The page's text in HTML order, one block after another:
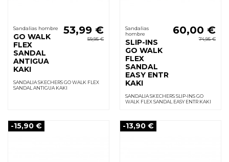
Sandalias hombre
GO WALK
FLEX
SANDAL
ANTIGUA
KAKI
53,99 €
59,95 €
SANDALIA SKECHERS GO WALK FLEX
SANDAL ANTIGUA KAKI
Sandalias
hombre
SLIP-INS
GO WALK
FLEX
SANDAL
EASY ENTR
KAKI
60,00 €
74,95 €
SANDALIA SKECHERS SLIP-INS GO
WALK FLEX SANDAL EASY ENTR KAKI
-15,90 € -13,90 €